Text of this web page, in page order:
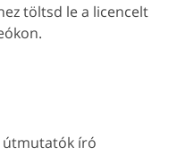
töltsd le a licencelt
útmutatók író